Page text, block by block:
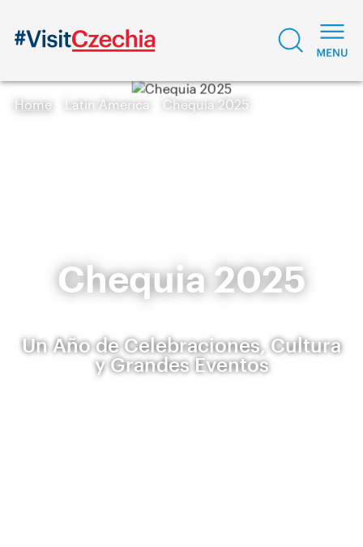
Home Latin America Chequia 2025
Chequia 2025
Un Año de Celebraciones, Cultura
y Grandes Eventos